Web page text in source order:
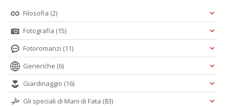
Filosofia (2)
Fotografia (15)
Fotoromanzi (11)
Generiche (6)
Giardinaggio (16)
Gli speciali di Mani di Fata (83)